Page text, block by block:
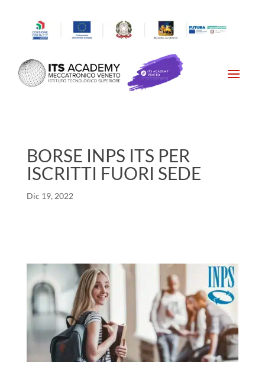
BORSE INPS ITS PER
ISCRITTI FUORI SEDE
Dic 19, 2022